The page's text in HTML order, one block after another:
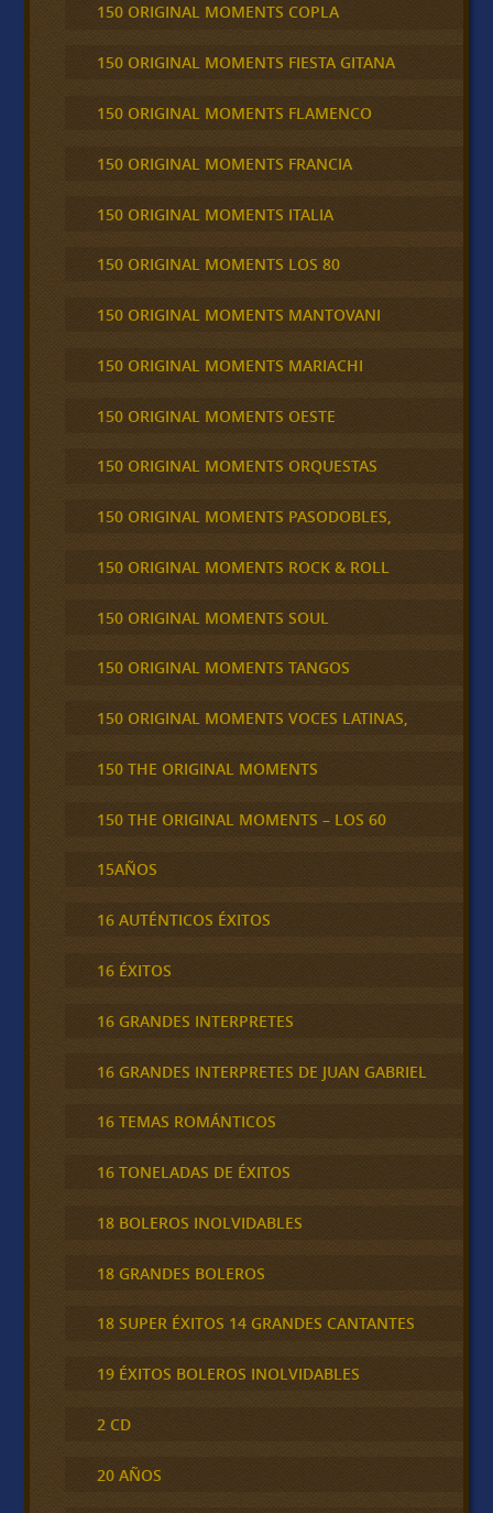
150 ORIGINAL MOMENTS COPLA
150 ORIGINAL MOMENTS FIESTA GITANA
150 ORIGINAL MOMENTS FLAMENCO
150 ORIGINAL MOMENTS FRANCIA
150 ORIGINAL MOMENTS ITALIA
150 ORIGINAL MOMENTS LOS 80
150 ORIGINAL MOMENTS MANTOVANI
150 ORIGINAL MOMENTS MARIACHI
150 ORIGINAL MOMENTS OESTE
150 ORIGINAL MOMENTS ORQUESTAS
150 ORIGINAL MOMENTS PASODOBLES,
150 ORIGINAL MOMENTS ROCK & ROLL
150 ORIGINAL MOMENTS SOUL
150 ORIGINAL MOMENTS TANGOS
150 ORIGINAL MOMENTS VOCES LATINAS,
150 THE ORIGINAL MOMENTS
150 THE ORIGINAL MOMENTS – LOS 60
15AÑOS
16 AUTÉNTICOS ÉXITOS
16 ÉXITOS
16 GRANDES INTERPRETES
16 GRANDES INTERPRETES DE JUAN GABRIEL
16 TEMAS ROMÁNTICOS
16 TONELADAS DE ÉXITOS
18 BOLEROS INOLVIDABLES
18 GRANDES BOLEROS
18 SUPER ÉXITOS 14 GRANDES CANTANTES
19 ÉXITOS BOLEROS INOLVIDABLES
2 CD
20 AÑOS